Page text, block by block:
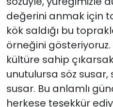
değerini anmak için
kök saldığı bu
örneğini gösteriyoruz.
kültüre sahip
unutulursa söz susar,
susar. Bu anlamlı
herkese teşekkür